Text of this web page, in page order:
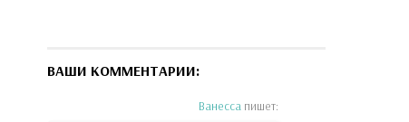
ВАШИ КОММЕНТАРИИ:
Ванесса пишет: